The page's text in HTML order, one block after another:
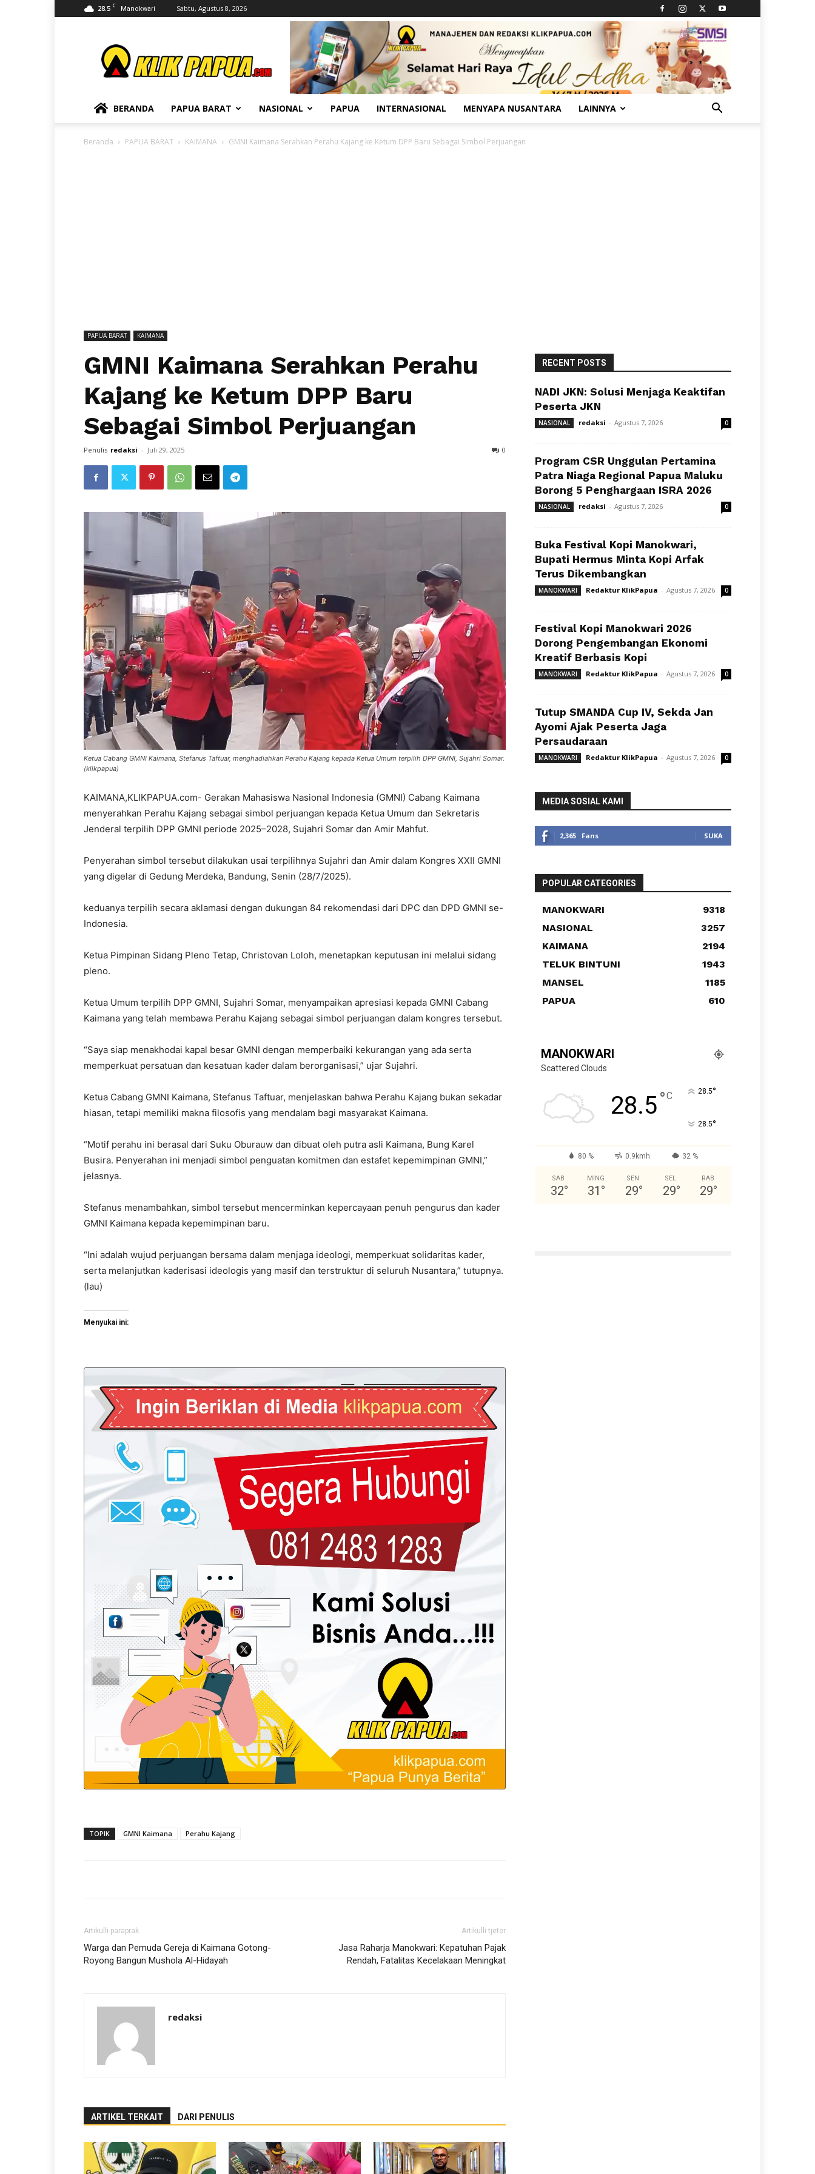
28.5 C Manokwari Sabtu, Agustus 8, 2026
BERANDA PAPUA BARAT NASIONAL PAPUA INTERNASIONAL MENYAPA NUSANTARA LAINNYA
Beranda PAPUA BARAT KAIMANA GMNI Kaimana Serahkan Perahu Kajang ke Ketum DPP Baru Sebagai Simbol Perjuangan
PAPUA BARAT KAIMANA
GMNI Kaimana Serahkan Perahu
Kajang ke Ketum DPP Baru
Sebagai Simbol Perjuangan
Penulis redaksi - Juli 29, 2025 0
Ketua Cabang GMNI Kaimana, Stefanus Taftuar, menghadiahkan Perahu Kajang kepada Ketua Umum terpilih DPP GMNI, Sujahri Somar.
(klikpapua)
KAIMANA,KLIKPAPUA.com- Gerakan Mahasiswa Nasional Indonesia (GMNI) Cabang Kaimana
menyerahkan Perahu Kajang sebagai simbol perjuangan kepada Ketua Umum dan Sekretaris
Jenderal terpilih DPP GMNI periode 2025–2028, Sujahri Somar dan Amir Mahfut.
Penyerahan simbol tersebut dilakukan usai terpilihnya Sujahri dan Amir dalam Kongres XXII GMNI
yang digelar di Gedung Merdeka, Bandung, Senin (28/7/2025).
keduanya terpilih secara aklamasi dengan dukungan 84 rekomendasi dari DPC dan DPD GMNI se-
Indonesia.
Ketua Pimpinan Sidang Pleno Tetap, Christovan Loloh, menetapkan keputusan ini melalui sidang
pleno.
Ketua Umum terpilih DPP GMNI, Sujahri Somar, menyampaikan apresiasi kepada GMNI Cabang
Kaimana yang telah membawa Perahu Kajang sebagai simbol perjuangan dalam kongres tersebut.
“Saya siap menakhodai kapal besar GMNI dengan memperbaiki kekurangan yang ada serta
memperkuat persatuan dan kesatuan kader dalam berorganisasi,” ujar Sujahri.
Ketua Cabang GMNI Kaimana, Stefanus Taftuar, menjelaskan bahwa Perahu Kajang bukan sekadar
hiasan, tetapi memiliki makna filosofis yang mendalam bagi masyarakat Kaimana.
“Motif perahu ini berasal dari Suku Oburauw dan dibuat oleh putra asli Kaimana, Bung Karel
Busira. Penyerahan ini menjadi simbol penguatan komitmen dan estafet kepemimpinan GMNI,”
jelasnya.
Stefanus menambahkan, simbol tersebut mencerminkan kepercayaan penuh pengurus dan kader
GMNI Kaimana kepada kepemimpinan baru.
“Ini adalah wujud perjuangan bersama dalam menjaga ideologi, memperkuat solidaritas kader,
serta melanjutkan kaderisasi ideologis yang masif dan terstruktur di seluruh Nusantara,” tutupnya.
(lau)
Menyukai ini:
TOPIK GMNI Kaimana Perahu Kajang
Artikulli paraprak
Warga dan Pemuda Gereja di Kaimana Gotong-
Royong Bangun Mushola Al-Hidayah
Artikulli tjetër
Jasa Raharja Manokwari: Kepatuhan Pajak
Rendah, Fatalitas Kecelakaan Meningkat
redaksi
ARTIKEL TERKAIT DARI PENULIS
RECENT POSTS
NADI JKN: Solusi Menjaga Keaktifan
Peserta JKN
NASIONAL redaksi - Agustus 7, 2026 0
Program CSR Unggulan Pertamina
Patra Niaga Regional Papua Maluku
Borong 5 Penghargaan ISRA 2026
NASIONAL redaksi - Agustus 7, 2026 0
Buka Festival Kopi Manokwari,
Bupati Hermus Minta Kopi Arfak
Terus Dikembangkan
MANOKWARI Redaktur KlikPapua - Agustus 7, 2026 0
Festival Kopi Manokwari 2026
Dorong Pengembangan Ekonomi
Kreatif Berbasis Kopi
MANOKWARI Redaktur KlikPapua - Agustus 7, 2026 0
Tutup SMANDA Cup IV, Sekda Jan
Ayomi Ajak Peserta Jaga
Persaudaraan
MANOKWARI Redaktur KlikPapua - Agustus 7, 2026 0
MEDIA SOSIAL KAMI
2,365 Fans SUKA
POPULAR CATEGORIES
MANOKWARI
9318
NASIONAL
3257
KAIMANA
2194
TELUK BINTUNI
1943
MANSEL
1185
PAPUA
610
MANOKWARI
Scattered Clouds
28.5°C 28.5°
28.5°
80 % 0.9kmh 32 %
SAB
32°
MING
31 °
SEN
29°
SEL
29°
RAB
29°